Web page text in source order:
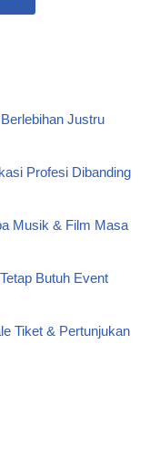
Justru
Profesi Dibanding
Musik & Film Masa
Butuh Event
Tiket & Pertunjukan